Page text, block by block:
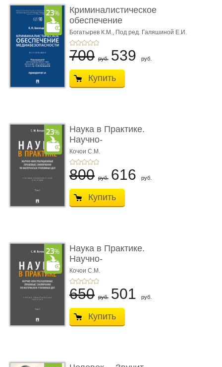
Криминалистическое
обеспечение
медиабезопас� ...
Богатырев К.М., Под ред. Галяшиной Е.И.
700 руб. 539 руб.
Купить
Наука в Практике.
Научно-
консультационные (пра
...
Кочои С.М.
800 руб. 616 руб.
Купить
Наука в Практике.
Научно-
консультационные (пра
...
Кочои С.М.
650 руб. 501 руб.
Купить